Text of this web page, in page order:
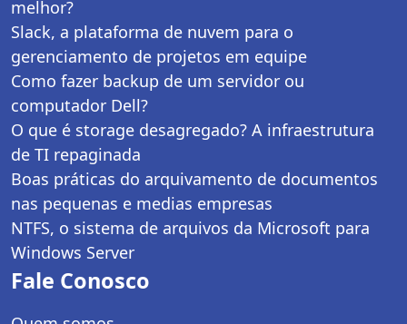
melhor?
Slack, a plataforma de nuvem para o
gerenciamento de projetos em equipe
Como fazer backup de um servidor ou
computador Dell?
O que é storage desagregado? A infraestrutura
de TI repaginada
Boas práticas do arquivamento de documentos
nas pequenas e medias empresas
NTFS, o sistema de arquivos da Microsoft para
Windows Server
Fale Conosco